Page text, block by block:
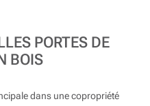
PORTES DE
BOIS
dans une copropriété